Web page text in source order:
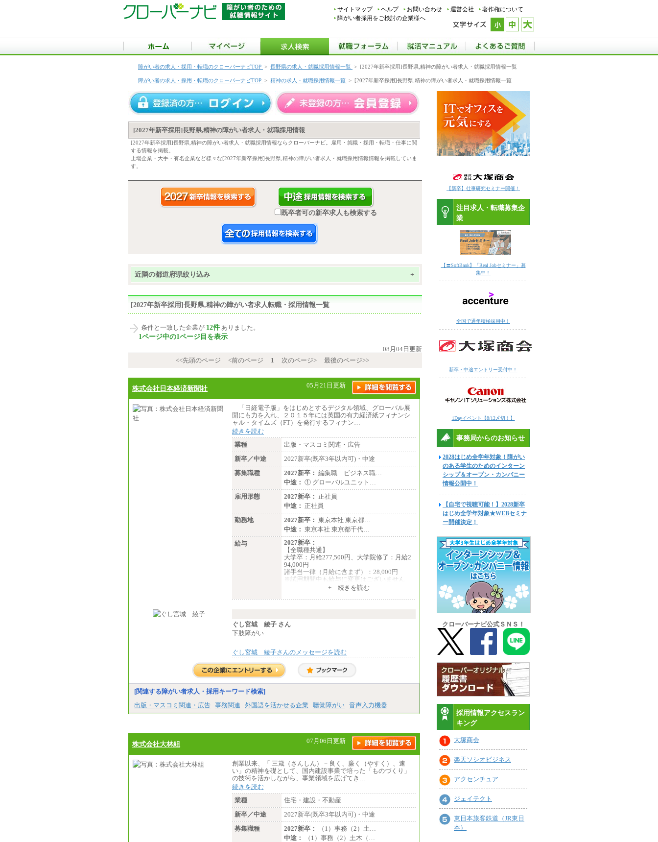
サイトマップ ヘルプ お問い合わせ 運営会社
著作権について
障がい者採用をご検討の企業様へ
障がい者の求人・採用・転職のクローバーナビTOP > 長野県の求人・就職採用情報一覧 > [2027年新卒採用]長野県,精神の障がい者求人・就職採用情報一覧
障がい者の求人・採用・転職のクローバーナビTOP > 精神の求人・就職採用情報一覧 > [2027年新卒採用]長野県,精神の障がい者求人・就職採用情報一覧
[2027年新卒採用]長野県,精神の障がい者求人・就職採用情報
[2027年新卒採用]長野県,精神の障がい者求人・就職採用情報ならクローバーナビ。雇用・就職・採用・転職・仕事に関
する情報を掲載。
上場企業・大手・有名企業など様々な[2027年新卒採用]長野県,精神の障がい者求人・就職採用情報情報を掲載していま
す。
既卒者可の新卒求人も検索する
近隣の都道府県絞り込み +
[2027年新卒採用]長野県,精神の障がい者求人転職・採用情報一覧
条件と一致した企業が 12件 ありました。
1ページ中の1ページ目を表示
08月04日更新
<<先頭のページ
<前のページ 1 次のページ> 最後のページ>>
株式会社日本経済新聞社 05月21日更新
「日経電子版」をはじめとするデジタル領域、グローバル展
開にも力を入れ、２０１５年には英国の有力経済紙フィナンシ
ャル・タイムズ（FT）を発行するフィナン…
続きを読む
業種
出版・マスコミ関連・広告
新卒／中途
2027新卒(既卒3年以内可)・中途
募集職種
2027新卒： 編集職 ビジネス職…
中途： ① グローバルユニット…
雇用形態
2027新卒： 正社員
中途： 正社員
勤務地
2027新卒： 東京本社 東京都…
中途： 東京本社 東京都千代…
給与
2027新卒：
【全職種共通】
大学卒：月給277,500円、大学院修了：月給2
94,000円
諸手当一律（月給に含まず）：28,000円
※試用期間中も給与に変更はございません
月給370,000円～
※試用期間中も給与に変更はございません。
+ 続きを読む
ぐし宮城 綾子 さん
下肢障がい
ぐし宮城 綾子さんのメッセージを読む
[関連する障がい者求人・採用キーワード検索]
出版・マスコミ関連・広告 事務関連 外国語を活かせる企業 聴覚障がい 音声入力機器
株式会社大林組 07月06日更新
創業以来、「 三箴（さんしん）－良く、廉く（やすく）、速
い」の精神を礎として、国内建設事業で培った「ものづくり」
の技術を活かしながら、事業領域を広げてき…
続きを読む
業種
住宅・建設・不動産
新卒／中途
2027新卒(既卒3年以内可)・中途
募集職種
2027新卒：
（1）事務（2）土…
中途：
（1）事務（2）土木（…
【新卒】仕事研究セミナー開催！
注目求人・転職募集企
業
【〓SoftBank】「Real Jobセミナー」募
集中！
全国で通年積極採用中！
新卒・中途エントリー受付中！
1Dayイベント【8/12〆切！】
事務局からのお知らせ
2028はじめ全学年対象！障がい
のある学生のためのインターン
シップ＆オープン・カンパニー
情報公開中！
【自宅で視聴可能！】2028新卒
はじめ全学年対象★WEBセミナ
ー開催決定！
クローバーナビ公式ＳＮＳ！
採用情報アクセスラン
キング
大塚商会
楽天ソシオビジネス
アクセンチュア
ジェイテクト
東日本旅客鉄道（JR東日
本）